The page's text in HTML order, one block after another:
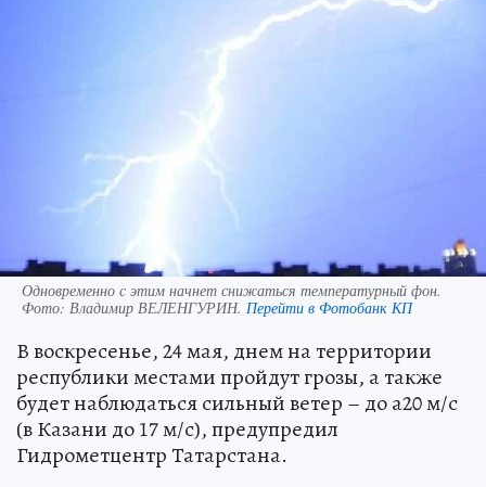
Одновременно с этим начнет снижаться температурный фон.
Фото: Владимир ВЕЛЕНГУРИН. Перейти в Фотобанк КП
В воскресенье, 24 мая, днем на территории
республики местами пройдут грозы, а также
будет наблюдаться сильный ветер – до а20 м/с
(в Казани до 17 м/с), предупредил
Гидрометцентр Татарстана.